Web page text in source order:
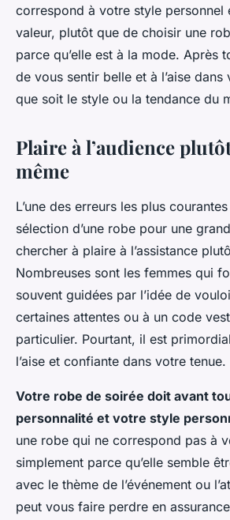
correspond à votre style personnel
valeur, plutôt que de choisir une
parce qu’elle est à la mode. Après
de vous sentir belle et à l’aise
que soit le style ou la tendance du
Plaire à l’audience
même
L’une des erreurs les plus
sélection d’une robe pour une
chercher à plaire à l’assistance
Nombreuses sont les femmes qui
souvent guidées par l’idée de
certaines attentes ou à un code
particulier. Pourtant, il est
l’aise et confiante dans votre tenue.
Votre robe de soirée doit avant
personnalité et votre style
une robe qui ne correspond pas à
simplement parce qu’elle semble
avec le thème de l’événement ou
peut vous faire perdre en